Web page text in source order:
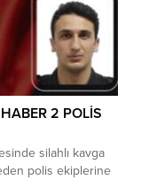
yılın ilk
hizmetine
açıklamasında
ki...
2 POLİS
silahlı kavga
polis ekiplerine